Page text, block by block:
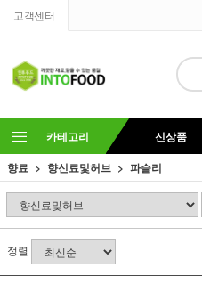
고객센터
카테고리 신상품
향료
향신료및허브 파슬리
정렬